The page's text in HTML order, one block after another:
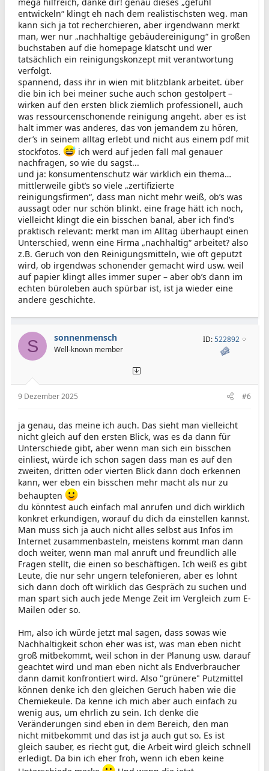
entwickeln“ klingt eh nach dem realistischsten weg. man
kann sich ja tot recherchieren, aber irgendwann merkt
man, wer nur „nachhaltige gebäudereinigung“ in großen
buchstaben auf die homepage klatscht und wer
tatsächlich ein reinigungskonzept mit verantwortung
verfolgt.
spannend, dass ihr in wien mit blitzblank arbeitet. über
die bin ich bei meiner suche auch schon gestolpert –
wirken auf den ersten blick ziemlich professionell, auch
was ressourcenschonende reinigung angeht. aber es ist
halt immer was anderes, das von jemandem zu hören,
der’s in seinem alltag erlebt und nicht aus einem pdf mit
stockfotos.
ich werd auf jeden fall mal genauer
nachfragen, so wie du sagst...
und ja: konsumentenschutz wär wirklich ein thema…
mittlerweile gibt’s so viele „zertifizierte
reinigungsfirmen“, dass man nicht mehr weiß, ob’s was
aussagt oder nur schön blinkt. eine frage hätt ich noch,
vielleicht klingt die ein bisschen banal, aber ich find’s
praktisch relevant: merkt man im Alltag überhaupt einen
Unterschied, wenn eine Firma „nachhaltig“ arbeitet? also
z.B. Geruch von den Reinigungsmitteln, wie oft geputzt
wird, ob irgendwas schonender gemacht wird usw. weil
auf papier klingt alles immer super – aber ob’s dann im
echten büroleben auch spürbar ist, ist ja wieder eine
andere geschichte.
S sonnenmensch
Well-known member
ID:522892
9 Dezember 2025 #6
ja genau, das meine ich auch. Das sieht man vielleicht
nicht gleich auf den ersten Blick, was es da dann für
Unterschiede gibt, aber wenn man sich ein bisschen
einliest, würde ich schon sagen dass man es auf den
zweiten, dritten oder vierten Blick dann doch erkennen
kann, wer eben ein bisschen mehr macht als nur zu
behaupten
du könntest auch einfach mal anrufen und dich wirklich
konkret erkundigen, worauf du dich da einstellen kannst.
Man muss sich ja auch nicht alles selbst aus Infos im
Internet zusammenbasteln, meistens kommt man dann
doch weiter, wenn man mal anruft und freundlich alle
Fragen stellt, die einen so beschäftigen. Ich weiß es gibt
Leute, die nur sehr ungern telefonieren, aber es lohnt
sich dann doch oft wirklich das Gespräch zu suchen und
man spart sich auch jede Menge Zeit im Vergleich zum E-
Mailen oder so.
Hm, also ich würde jetzt mal sagen, dass sowas wie
Nachhaltigkeit schon eher was ist, was man eben nicht
groß mitbekommt, weil schon in der Planung usw. darauf
geachtet wird und man eben nicht als Endverbraucher
dann damit konfrontiert wird. Also "grünere" Putzmittel
können denke ich den gleichen Geruch haben wie die
Chemiekeule. Da kenne ich mich aber auch einfach zu
wenig aus, um ehrlich zu sein. Ich denke die
Veränderungen sind eben in dem Bereich, den man
nicht mitbekommt und das ist ja auch gut so. Es ist
gleich sauber, es riecht gut, die Arbeit wird gleich schnell
erledigt. Da bin ich eher froh, wenn ich eben keine